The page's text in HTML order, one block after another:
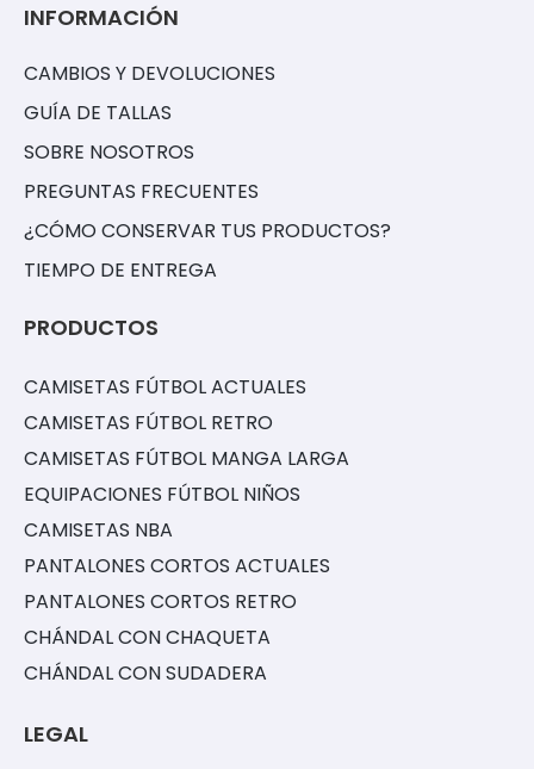
INFORMACIÓN
CAMBIOS Y DEVOLUCIONES
GUÍA DE TALLAS
SOBRE NOSOTROS
PREGUNTAS FRECUENTES
¿CÓMO CONSERVAR TUS PRODUCTOS?
TIEMPO DE ENTREGA
PRODUCTOS
CAMISETAS FÚTBOL ACTUALES
CAMISETAS FÚTBOL RETRO
CAMISETAS FÚTBOL MANGA LARGA
EQUIPACIONES FÚTBOL NIÑOS
CAMISETAS NBA
PANTALONES CORTOS ACTUALES
PANTALONES CORTOS RETRO
CHÁNDAL CON CHAQUETA
CHÁNDAL CON SUDADERA
LEGAL